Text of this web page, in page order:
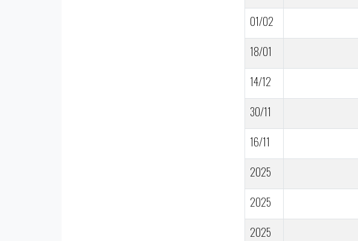
01/02
18/01
14/12
30/11
16/11
2025
2025
2025